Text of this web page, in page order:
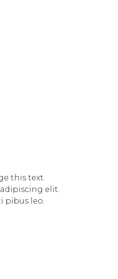
this text.
elit.
pibus leo.